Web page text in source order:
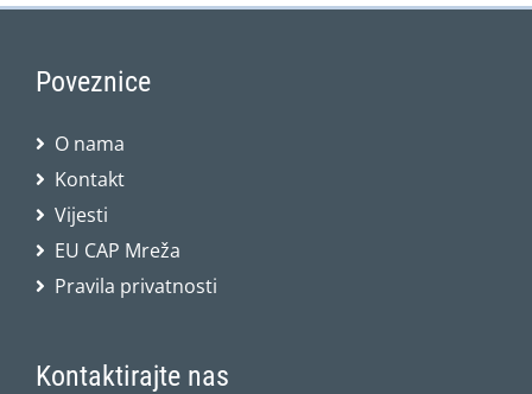
Poveznice
O nama
Kontakt
Vijesti
EU CAP Mreža
Pravila privatnosti
Kontaktirajte nas